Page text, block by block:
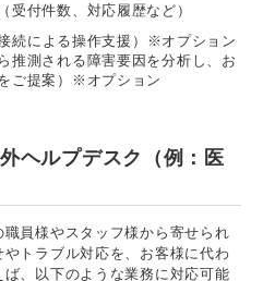
受付件数、対応履歴など）
続による操作支援）※オプション
推測される障害要因を分析し、お
ご提案）※オプション
ヘルプデスク（例：医
員様やスタッフ様から寄せられ
トラブル対応を、お客様に代わ
、以下のような業務に対応可能